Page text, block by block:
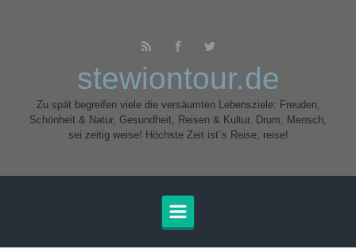
stewiontour.de
Zu spät begreifen viele die versäumten Lebensziele: Freuden,
Schönheit & Natur, Gesundheit, Reisen & Kultur. Drum, Mensch,
sei zeitig weise! Höchste Zeit ist´s Reise, reise!